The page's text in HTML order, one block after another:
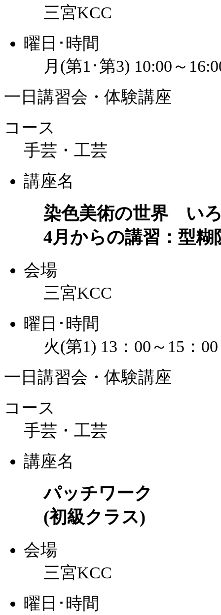
三宮KCC
曜日･時間
月(第1･第3) 10:00～
一日講習会・体験講座
コース
手芸・工芸
講座名
染色美術の世界 い
4月からの講習：型
会場
三宮KCC
曜日･時間
火(第1) 13：00～15：00
一日講習会・体験講座
コース
手芸・工芸
講座名
パッチワーク
(初級クラス)
会場
三宮KCC
曜日･時間